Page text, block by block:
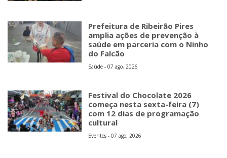
Prefeitura de Ribeirão Pires
amplia ações de prevenção à
saúde em parceria com o Ninho
do Falcão
Saúde - 07 ago, 2026
Festival do Chocolate 2026
começa nesta sexta-feira (7)
com 12 dias de programação
cultural
Eventos - 07 ago, 2026